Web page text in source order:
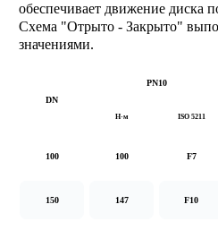
обеспечивает движение диска
Схема "Отрыто - Закрыто"
значениями.
DN
PN10
Н·м ISO 5211
100 100 F7
150 147 F10